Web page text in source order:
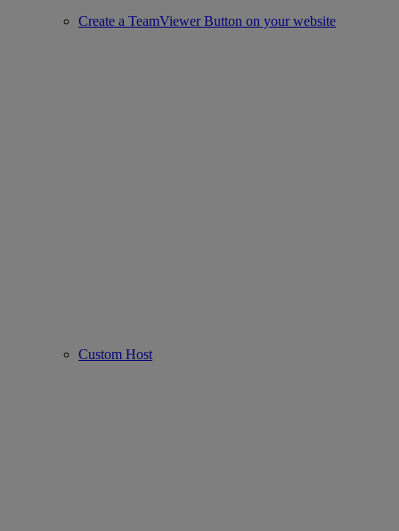
Create a TeamViewer Button on your website
Custom Host